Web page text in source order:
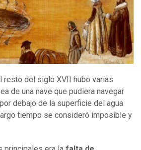
resto del siglo XVII hubo varias
de una nave que pudiera navegar
debajo de la superficie del agua
tiempo se consideró imposible y